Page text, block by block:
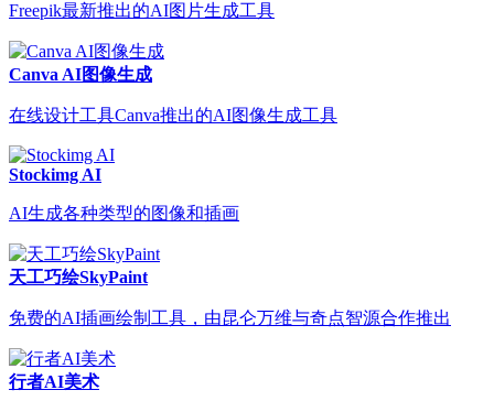
Freepik最新推出的AI图片生成工具
Canva AI图像生成
在线设计工具Canva推出的AI图像生成工具
Stockimg AI
AI生成各种类型的图像和插画
天工巧绘SkyPaint
免费的AI插画绘制工具，由昆仑万维与奇点智源合作推出
行者AI美术